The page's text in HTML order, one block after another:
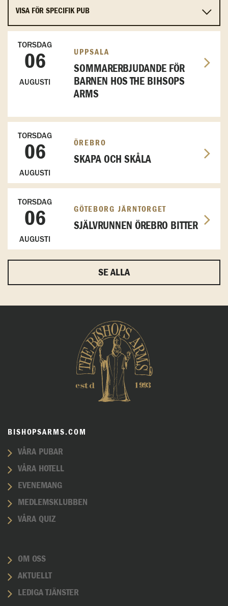
TORSDAG
06
AUGUSTI
UPPSALA
SOMMARERBJUDANDE FÖR
BARNEN HOS THE BIHSOPS
ARMS
TORSDAG
06
AUGUSTI
ÖREBRO
SKAPA OCH SKÅLA
TORSDAG
06
AUGUSTI
GÖTEBORG JÄRNTORGET
SJÄLVRUNNEN ÖREBRO BITTER
SE ALLA
BISHOPSARMS.COM
VÅRA PUBAR
VÅRA HOTELL
EVENEMANG
MEDLEMSKLUBBEN
VÅRA QUIZ
OM OSS
AKTUELLT
LEDIGA TJÄNSTER